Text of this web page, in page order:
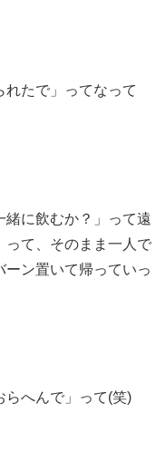
れたで」ってなって
緒に飲むか？」って遠
って、そのまま一人で
ン置いて帰っていっ
らへんで」って(笑)